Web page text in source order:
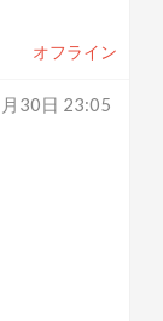
オフライン
30日 23:05